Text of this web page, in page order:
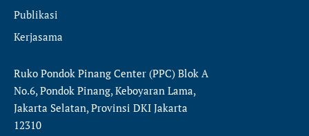
Publikasi
Kerjasama
Ruko Pondok Pinang Center (PPC) Blok A
No.6, Pondok Pinang, Keboyaran Lama,
Jakarta Selatan, Provinsi DKI Jakarta
12310